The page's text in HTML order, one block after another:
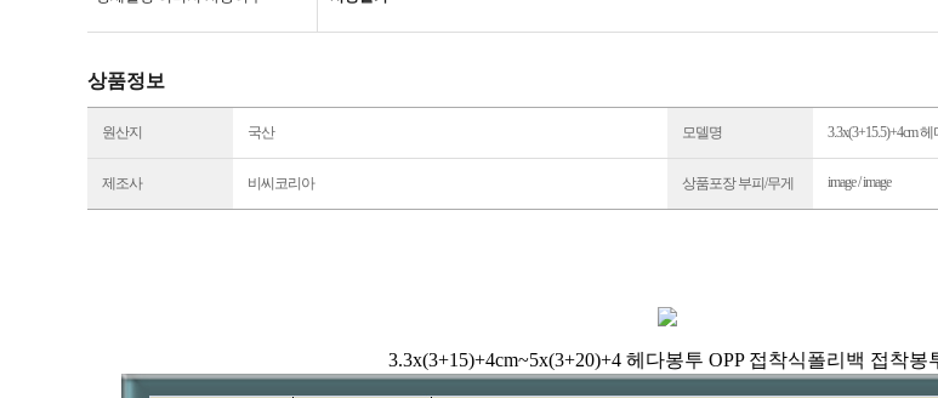
원산지
image / image
3.3x(3+15)+4cm~5x(3+20)+4 헤다봉투 OPP 접착식폴리백 접착봉투